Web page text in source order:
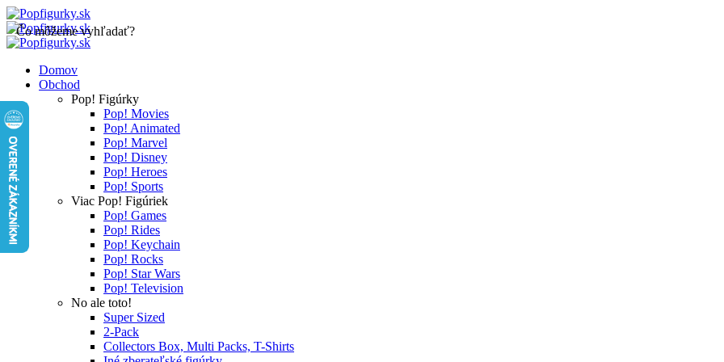
Domov
Obchod
Pop! Figúrky
Pop! Movies
Pop! Animated
Pop! Marvel
Pop! Disney
Pop! Heroes
Pop! Sports
Viac Pop! Figúriek
Pop! Games
Pop! Rides
Pop! Keychain
Pop! Rocks
Pop! Star Wars
Pop! Television
No ale toto!
Super Sized
2-Pack
Collectors Box, Multi Packs, T-Shirts
Čo môžeme vyhľadať?